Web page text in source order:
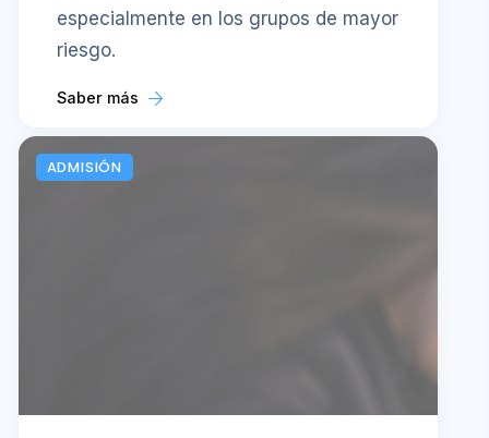
especialmente en los grupos de mayor
riesgo.
Saber más
ADMISIÓN